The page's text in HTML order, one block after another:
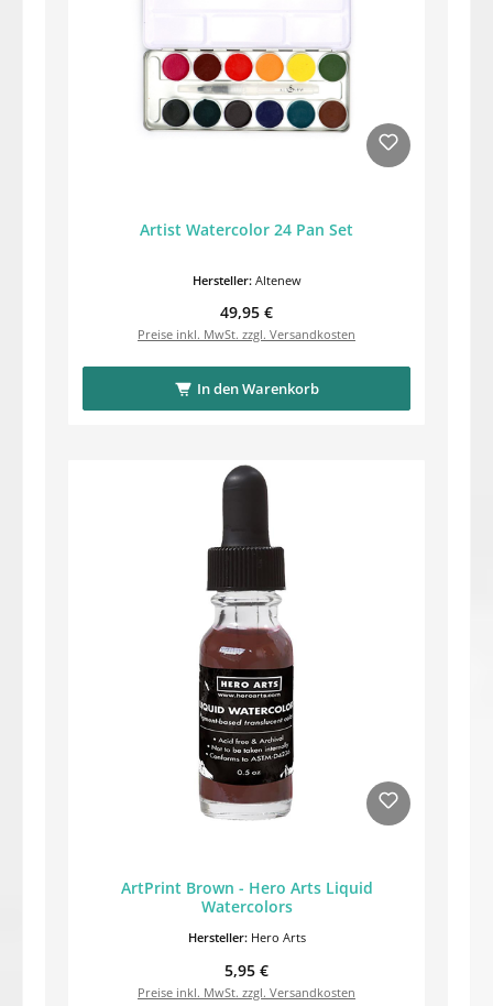
Artist Watercolor 24 Pan Set
Hersteller: Altenew
Regulärer Preis:
49,95 €
Preise inkl. MwSt. zzgl. Versandkosten
In den Warenkorb
ArtPrint Brown - Hero Arts Liquid
Watercolors
Hersteller: Hero Arts
Regulärer Preis:
5,95 €
Preise inkl. MwSt. zzgl. Versandkosten